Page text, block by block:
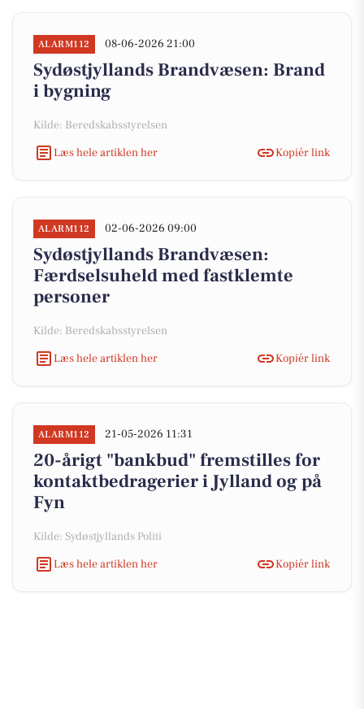
ALARM112 08-06-2026 21:00
Sydøstjyllands Brandvæsen: Brand
i bygning
Kilde: Beredskabsstyrelsen
Læs hele artiklen her
Kopiér link
ALARM112 02-06-2026 09:00
Sydøstjyllands Brandvæsen:
Færdselsuheld med fastklemte
personer
Kilde: Beredskabsstyrelsen
Læs hele artiklen her
Kopiér link
ALARM112 21-05-2026 11:31
20-årigt "bankbud" fremstilles for
kontaktbedragerier i Jylland og på
Fyn
Kilde: Sydøstjyllands Politi
Læs hele artiklen her
Kopiér link